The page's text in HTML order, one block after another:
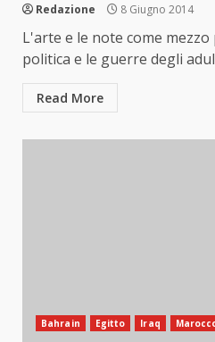
Redazione 8 Giugno 2014
L'arte e le note come
politica e le guerre degli
Read More
Bahrain Egitto Iraq